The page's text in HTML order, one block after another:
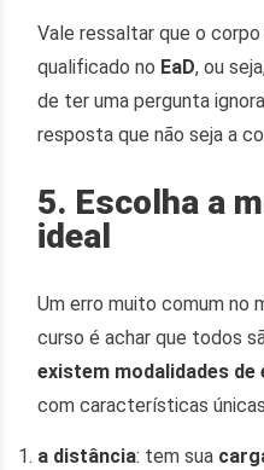
Vale ressaltar que o
qualificado no EaD, ou
de ter uma pergunta
resposta que não seja a
5. Escolha a
ideal
Um erro muito comum no
curso é achar que todos
existem modalidades de
com características
a distância: tem sua